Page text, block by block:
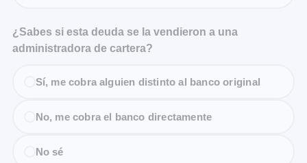
¿Sabes si esta deuda se la vendieron a una
administradora de cartera?
Sí, me cobra alguien distinto al banco original
No, me cobra el banco directamente
No sé